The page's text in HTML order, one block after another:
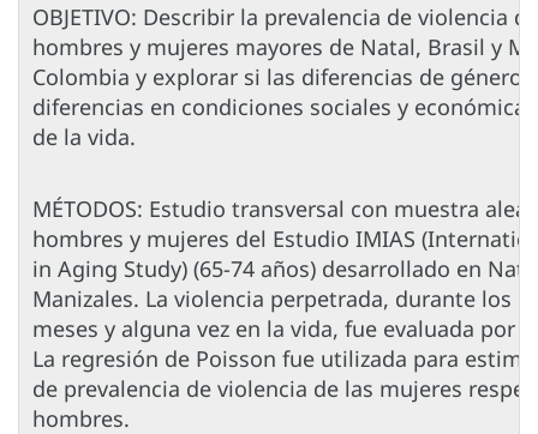
OBJETIVO: Describir la prevalencia de violencia
hombres y mujeres mayores de Natal, Brasil y
Colombia y explorar si las diferencias de género
diferencias en condiciones sociales y
de la vida.
MÉTODOS: Estudio transversal con muestra
hombres y mujeres del Estudio IMIAS
in Aging Study) (65-74 años) desarrollado en
Manizales. La violencia perpetrada, durante los
meses y alguna vez en la vida, fue evaluada por
La regresión de Poisson fue utilizada para
de prevalencia de violencia de las mujeres
hombres.